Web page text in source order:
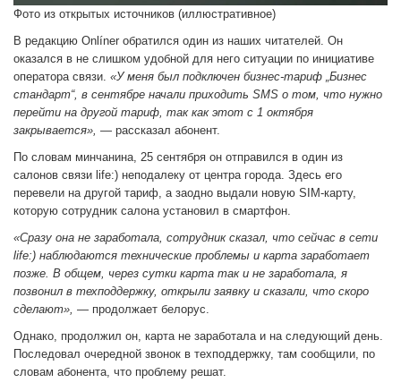
Фото из открытых источников (иллюстративное)
В редакцию Onlíner обратился один из наших читателей. Он
оказался в не слишком удобной для него ситуации по инициативе
оператора связи. «У меня был подключен бизнес-тариф „Бизнес
стандарт“, в сентябре начали приходить SMS о том, что нужно
перейти на другой тариф, так как этот с 1 октября
закрывается», — рассказал абонент.
По словам минчанина, 25 сентября он отправился в один из
салонов связи life:) неподалеку от центра города. Здесь его
перевели на другой тариф, а заодно выдали новую SIM-карту,
которую сотрудник салона установил в смартфон.
«Сразу она не заработала, сотрудник сказал, что сейчас в сети
life:) наблюдаются технические проблемы и карта заработает
позже. В общем, через сутки карта так и не заработала, я
позвонил в техподдержку, открыли заявку и сказали, что скоро
сделают», — продолжает белорус.
Однако, продолжил он, карта не заработала и на следующий день.
Последовал очередной звонок в техподдержку, там сообщили, по
словам абонента, что проблему решат.